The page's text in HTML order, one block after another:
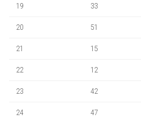
19 33
20 51
21 15
22 12
23 42
24 47